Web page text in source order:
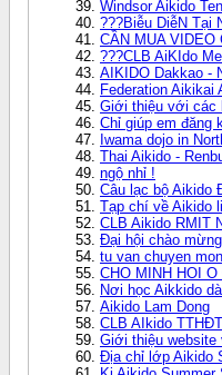
Windsor Aikido
???Biễu DiễN Tại
CẦN MUA VIDEO
???CLB AiKIdo
AIKIDO Dakkao -
Federation Aikikai
Giới thiệu với các
Chỉ giúp em đăng
Iwama dojo in
Thai Aikido -
ngộ nhỉ !
Câu lạc bộ Aikido
Tạp chí về Aikido
CLB Aikido RMIT
Đại hội chào
tu van chuyen mon
CHO MINH HOI
Nơi học Aikkido
Aikido Lam Dong
CLB AIkido
Giới thiệu website
Địa chỉ lớp Aikido